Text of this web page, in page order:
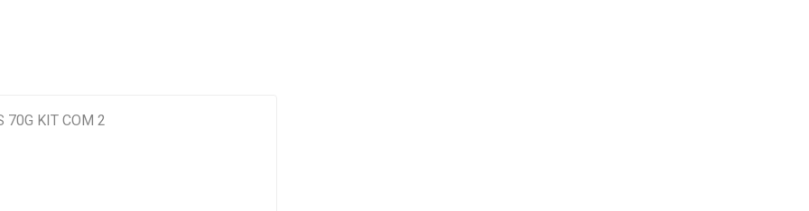
70G KIT COM 2